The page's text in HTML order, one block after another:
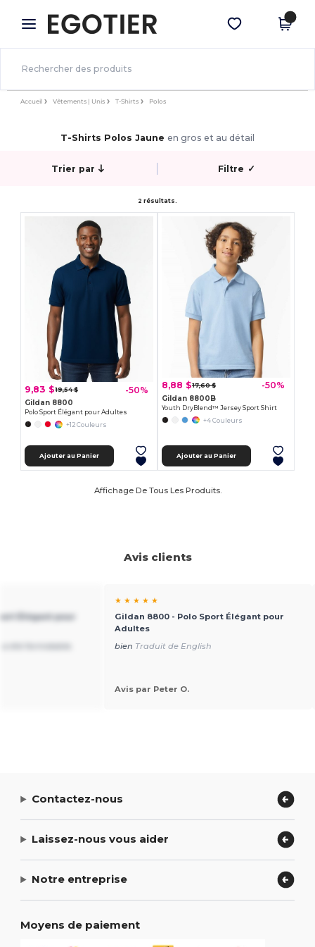
× Appli Egotier
Meilleurs prix sur l’app !
Obtenir l'appli
Accueil Vêtements | Unis T-Shirts Polos
T-Shirts Polos Jaune en gros et au détail
Trier par Filtre ✓
2 résultats.
9,83 $19,54 $ -50%
Gildan 8800
Polo Sport Élégant pour Adultes
+12 Couleurs
Ajouter au Panier
8,88 $17,60 $ -50%
Gildan 8800B
Youth DryBlend™ Jersey Sport Shirt
+4 Couleurs
Ajouter au Panier
Affichage De Tous Les Produits.
Avis clients
Élégant pour
★ ★ ★ ★ ★
Gildan 8800 - Polo Sport Élégant pour
Adultes
bien Traduit de English
Avis par Peter O.
Contactez-nous
Laissez-nous vous aider
Notre entreprise
Moyens de paiement